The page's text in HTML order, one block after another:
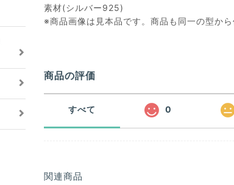
素材(シルバー925)
※商品画像は見本品です。商品も同一の型か
商品の評価
すべて 0
関連商品